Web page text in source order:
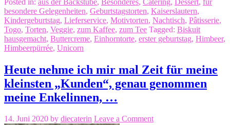
besondere Gelegenheiten, Geburtstagstorten, Kaiserslautern,
Kindergeburtstag, Lieferservice, Motivtorten, Nachtisch, Pâtisserie,
Togo, Torten, Veggie, zum Kaffee, zum Tee Tagged: Biskuit
hausgemacht, Buttercreme, Einhorntorte, erster geburtstag, Himbeer,
Himbeerpürrée, Unicorn
Heute nehme ich mir mal Zeit für meine
kleinsten „Kunden“, genau genommen
meine Enkelinnen, …
14. Juni 2020 by diecaterin Leave a Comment